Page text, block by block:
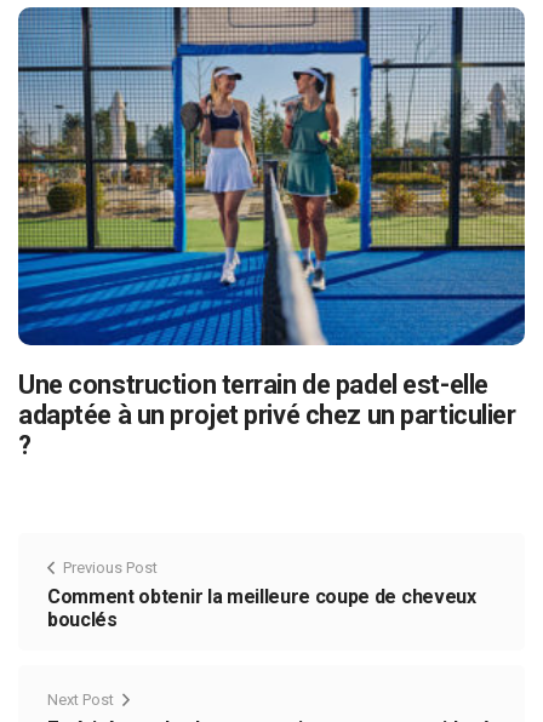
Une construction terrain de padel est-elle
adaptée à un projet privé chez un particulier
?
Previous Post
Comment obtenir la meilleure coupe de cheveux
bouclés
Next Post